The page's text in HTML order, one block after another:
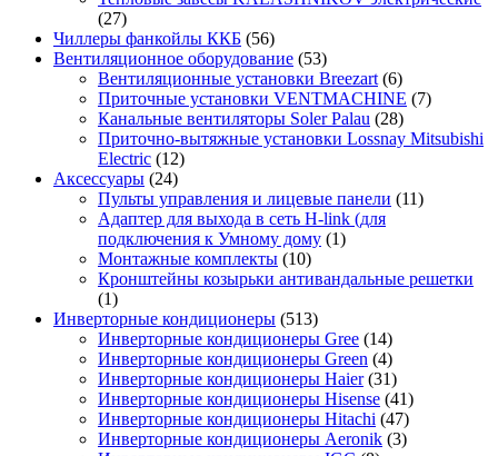
(27)
Чиллеры фанкойлы ККБ (56)
Вентиляционное оборудование (53)
Вентиляционные установки Breezart (6)
Приточные установки VENTMACHINE (7)
Канальные вентиляторы Soler Palau (28)
Приточно-вытяжные установки Lossnay Mitsubishi
Electric (12)
Аксессуары (24)
Пульты управления и лицевые панели (11)
Адаптер для выхода в сеть H-link (для
подключения к Умному дому (1)
Монтажные комплекты (10)
Кронштейны козырьки антивандальные решетки
(1)
Инверторные кондиционеры (513)
Инверторные кондиционеры Gree (14)
Инверторные кондиционеры Green (4)
Инверторные кондиционеры Haier (31)
Инверторные кондиционеры Hisense (41)
Инверторные кондиционеры Hitachi (47)
Инверторные кондиционеры Aeronik (3)